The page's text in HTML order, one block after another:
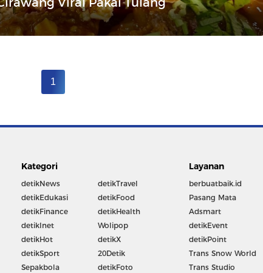
1
Kategori
detikNews
detikEdukasi
detikFinance
detikInet
detikHot
detikSport
Sepakbola
detikTravel
detikFood
detikHealth
Wolipop
detikX
20Detik
detikFoto
Layanan
berbuatbaik.id
Pasang Mata
Adsmart
detikEvent
detikPoint
Trans Snow World
Trans Studio